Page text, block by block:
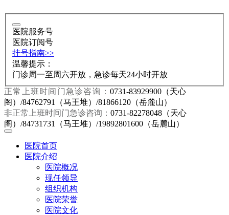
医院服务号
医院订阅号
挂号指南>>
温馨提示：
门诊周一至周六开放，急诊每天24小时开放
正常上班时间门急诊咨询： 0731-83929900（天心
阁）/84762791（马王堆）/81866120（岳麓山）
非正常上班时间门急诊咨询： 0731-82278048（天心
阁）/84731731（马王堆）/19892801600（岳麓山）
医院首页
医院介绍
医院概况
现任领导
组织机构
医院荣誉
医院文化